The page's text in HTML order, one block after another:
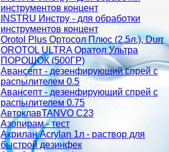
инструментов концент
INSTRU Инстру - для обработки
инструментов концент
Orotol Plus Ортосол Плюс (2,5л.), Durr
OROTOL ULTRA Оратол Ультра
ПОРОШОК (500ГР)
Авансепт - дезенфирующий спрей с
распылителем 0.5
Авансепт - дезенфирующий спрей с
распылителем 0.75
АвтоклавTANVO С23
Азопирам - тест
Акрилан Acrylan 1л - раствор для
быстрой дезинфек